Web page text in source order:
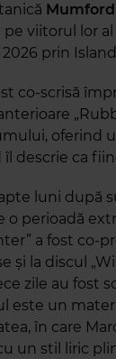
Mumford
viitorul lor
prin
co-scrisă
oferind
îl descrie ca
luni după
o perioadă
a fost co-
și la discul
zile au fost
este un
în care
un stil liric